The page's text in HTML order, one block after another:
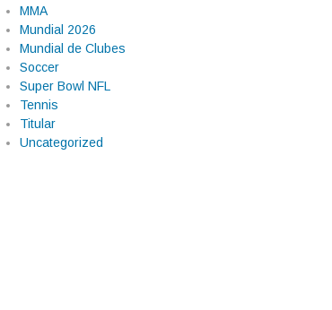
MMA
Mundial 2026
Mundial de Clubes
Soccer
Super Bowl NFL
Tennis
Titular
Uncategorized